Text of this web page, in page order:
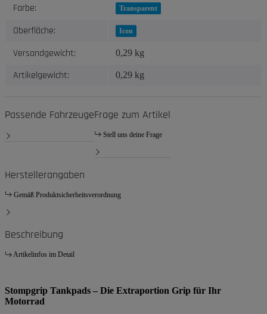
Produkteigenschaft
Wert
Farbe: Transparent
Oberfläche: Icon
Versandgewicht: 0,29 kg
Artikelgewicht: 0,29 kg
Passende FahrzeugeFrage zum Artikel
Stell uns deine Frage
Herstellerangaben
Gemäß Produktsicherheitsverordnung
Beschreibung
Artikelinfos im Detail
Stompgrip Tankpads – Die Extraportion Grip für Ihr
Motorrad